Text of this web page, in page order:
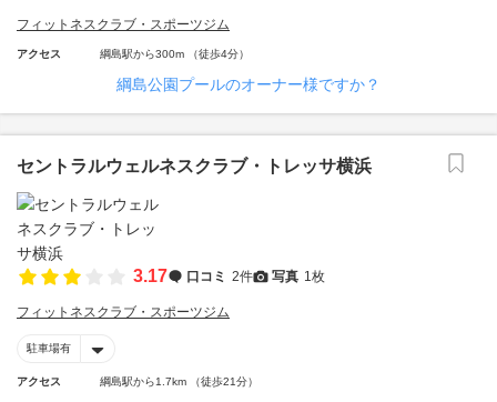
フィットネスクラブ・スポーツジム
アクセス 綱島駅から300m （徒歩4分）
綱島公園プールのオーナー様ですか？
セントラルウェルネスクラブ・トレッサ横浜
3.17 口コミ 2件 写真 1枚
フィットネスクラブ・スポーツジム
駐車場有
アクセス 綱島駅から1.7km （徒歩21分）